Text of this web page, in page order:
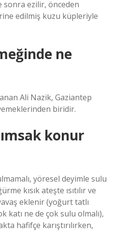
sonra ezilir, önceden
edilmiş kuzu küpleriyle
ne
Ali Nazik, Gaziantep
biridir.
konur
yöresel deyimle sulu
kısık ateşte ısıtılır ve
eklenir (yoğurt tatlı
katı ne de çok sulu olmalı),
hafifçe karıştırılırken,